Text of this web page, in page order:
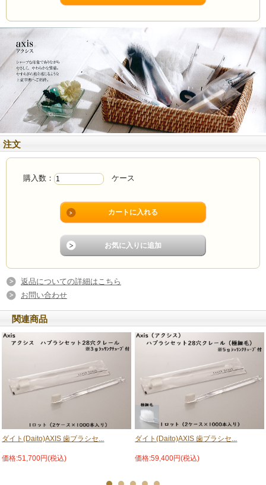
注文
購入数： ケース
返品についての詳細はこちら
お問い合わせ
関連商品
ダイト(Daito)AXIS 歯ブラシセ...
価格:51,700円(税込)
ダイト(Daito)AXIS 歯ブラシセ...
価格:59,400円(税込)